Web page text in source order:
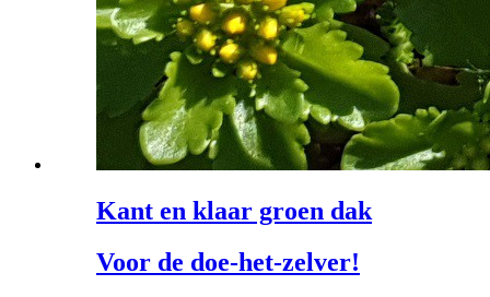
Kant en klaar groen dak
Voor de doe-het-zelver!